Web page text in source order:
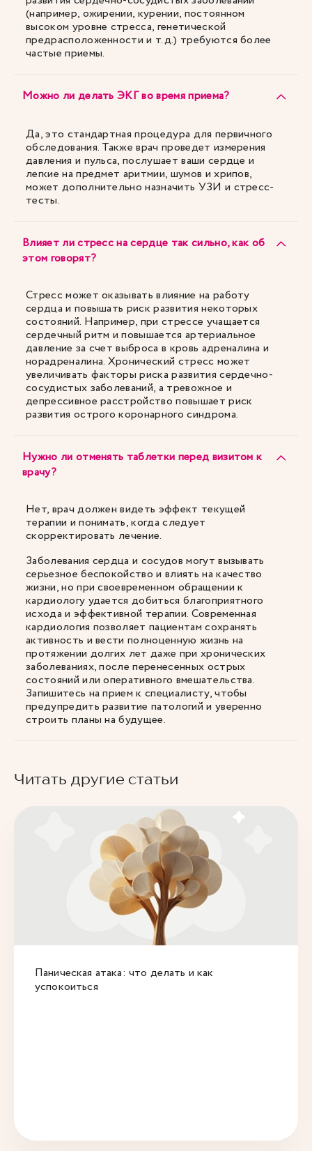
(например, ожирении, курении, постоянном
высоком уровне стресса, генетической
предрасположенности и т.д.) требуются более
частые приемы.
Можно ли делать ЭКГ во время приема?
Да, это стандартная процедура для первичного
обследования. Также врач проведет измерения
давления и пульса, послушает ваши сердце и
легкие на предмет аритмии, шумов и хрипов,
может дополнительно назначить УЗИ и стресс-
тесты.
Влияет ли стресс на сердце так сильно, как об
этом говорят?
Стресс может оказывать влияние на работу
сердца и повышать риск развития некоторых
состояний. Например, при стрессе учащается
сердечный ритм и повышается артериальное
давление за счет выброса в кровь адреналина и
норадреналина. Хронический стресс может
увеличивать факторы риска развития сердечно-
сосудистых заболеваний, а тревожное и
депрессивное расстройство повышает риск
развития острого коронарного синдрома.
Нужно ли отменять таблетки перед визитом к
врачу?
Нет, врач должен видеть эффект текущей
терапии и понимать, когда следует
скорректировать лечение.
Заболевания сердца и сосудов могут вызывать
серьезное беспокойство и влиять на качество
жизни, но при своевременном обращении к
кардиологу удается добиться благоприятного
исхода и эффективной терапии. Современная
кардиология позволяет пациентам сохранять
активность и вести полноценную жизнь на
протяжении долгих лет даже при хронических
заболеваниях, после перенесенных острых
состояний или оперативного вмешательства.
Запишитесь на прием к специалисту, чтобы
предупредить развитие патологий и уверенно
строить планы на будущее.
Читать другие статьи
Паническая атака: что делать и как
успокоиться